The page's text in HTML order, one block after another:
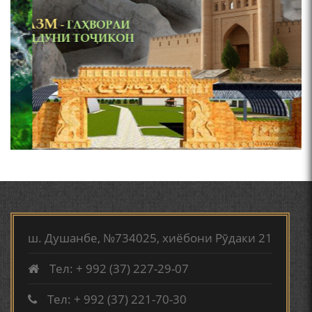
Мирзо Турсунзода - филми
мустанад
Мирзо Турсунзода - Шоиро,
аз сӯхтан дорӣ хабар
ҚАСИДАИ ГУМШУДАИ РӮДАКӢ ШАМСИДДИН
МУҲАММАДӢ.
ПРЕДПОСЫЛКИ СТАНОВЛЕНИЯ
ФИЛОЛОГИЧЕСКОГО РОМАНА В ТАДЖИКСКОЙ
МУРУВВАТИЁН ДЖ. ДЖ.
ТВ САЁҲӢ: ИНЪИКОСИ ЧОРАБИНӢ БА МУНОСИБАТИ
ҶАШНИ ВАҲДАТИ МИЛЛӢ ДАР АМИТ
ВАСФИ МОДАР ДАР НАМУНАҲОИ ОСОРИ ШИФОҲИ
ВОЖАҲОИ НУРОНИИ ШЕЪР АНЗУРАТИ МАЛИКЗОД.
ТАСАВВУРИ МАРДУМ ДАР ХУСУСИ ИШҚИ РӮДАКӢ
ш. Душанбе, №734025, хиёбони Рӯдаки 21
Тел: + 992 (37) 227-29-07
Тел: + 992 (37) 221-70-30